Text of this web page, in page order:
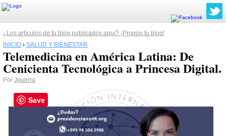
¿Los artículos de tu blog publicados aquí? ¡Propón tu blog!
INICIO › SALUD Y BIENESTAR
Telemedicina en América Latina: De
Cenicienta Tecnológica a Princesa Digital.
Por Jguerra
Save